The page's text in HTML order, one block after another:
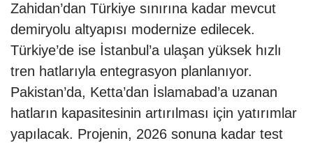
Zahidan’dan Türkiye sınırına kadar mevcut
demiryolu altyapısı modernize edilecek.
Türkiye’de ise İstanbul’a ulaşan yüksek hızlı
tren hatlarıyla entegrasyon planlanıyor.
Pakistan’da, Ketta’dan İslamabad’a uzanan
hatların kapasitesinin artırılması için yatırımlar
yapılacak. Projenin, 2026 sonuna kadar test